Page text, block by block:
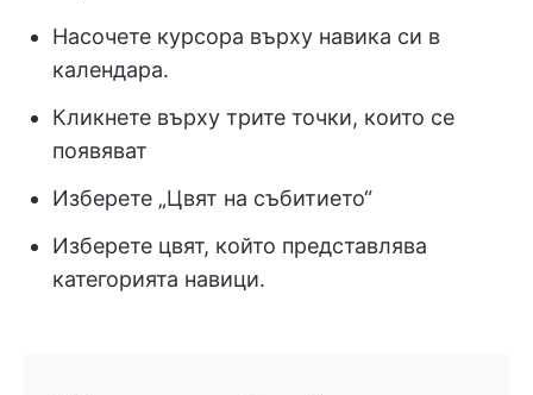
Насочете курсора върху навика си в
календара.
Кликнете върху трите точки, които се
появяват
Изберете „Цвят на събитието“
Изберете цвят, който представлява
категорията навици.